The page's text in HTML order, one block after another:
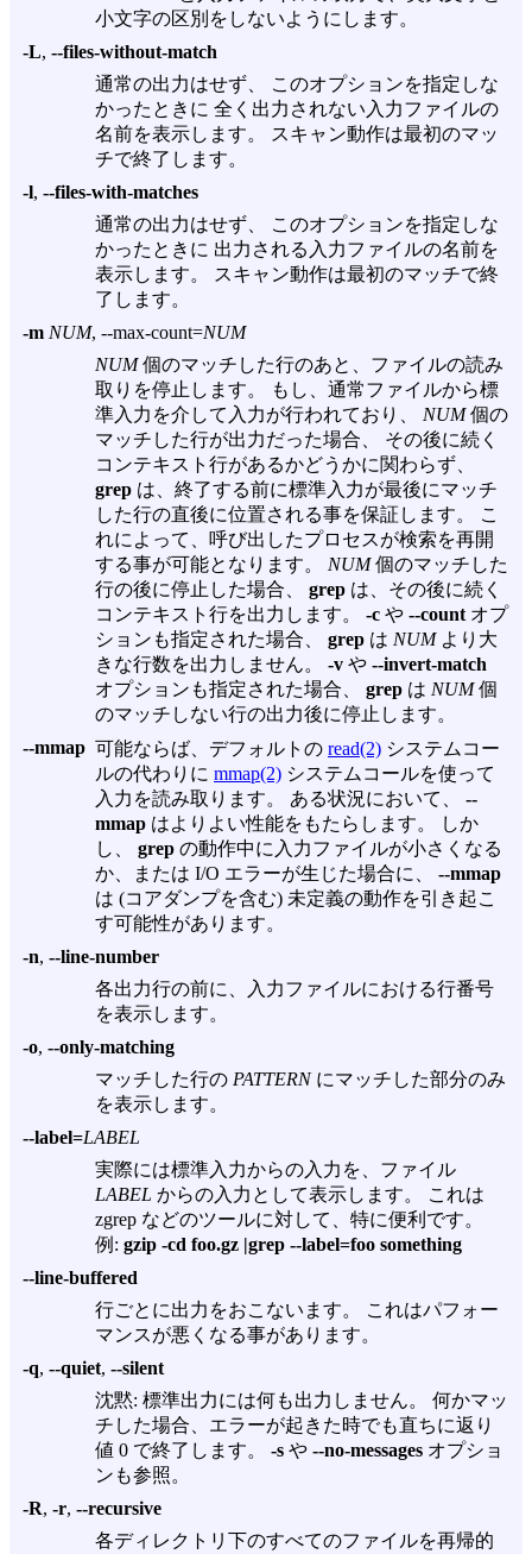
小文字の区別をしないようにします。
-L, --files-without-match
通常の出力はせず、 このオプションを指定しな
かったときに 全く出力されない入力ファイルの
名前を表示します。 スキャン動作は最初のマッ
チで終了します。
-l, --files-with-matches
通常の出力はせず、 このオプションを指定しな
かったときに 出力される入力ファイルの名前を
表示します。 スキャン動作は最初のマッチで終
了します。
-m NUM, --max-count=NUM
NUM個のマッチした行のあと、ファイルの読み
取りを停止します。 もし、通常ファイルから標
準入力を介して入力が行われており、 NUM個の
マッチした行が出力だった場合、 その後に続く
コンテキスト行があるかどうかに関わらず、
grep は、終了する前に標準入力が最後にマッチ
した行の直後に位置される事を保証します。 こ
れによって、呼び出したプロセスが検索を再開
する事が可能となります。 NUM個のマッチした
行の後に停止した場合、 grep は、その後に続く
コンテキスト行を出力します。 -c や --count オプ
ションも指定された場合、 grep は NUMより大
きな行数を出力しません。 -v や --invert-match
オプションも指定された場合、 grep は NUM個
のマッチしない行の出力後に停止します。
--mmap 可能ならば、デフォルトの read(2) システムコー
ルの代わりに mmap(2) システムコールを使って
入力を読み取ります。 ある状況において、 --
mmap はよりよい性能をもたらします。 しか
し、 grep の動作中に入力ファイルが小さくなる
か、または I/O エラーが生じた場合に、 --mmap
は (コアダンプを含む) 未定義の動作を引き起こ
す可能性があります。
-n, --line-number
各出力行の前に、入力ファイルにおける行番号
を表示します。
-o, --only-matching
マッチした行の PATTERNにマッチした部分のみ
を表示します。
--label=LABEL
実際には標準入力からの入力を、ファイル
LABEL からの入力として表示します。 これは
zgrep などのツールに対して、特に便利です。
例: gzip -cd foo.gz |grep --label=foo something
--line-buffered
行ごとに出力をおこないます。 これはパフォー
マンスが悪くなる事があります。
-q, --quiet, --silent
沈黙: 標準出力には何も出力しません。 何かマッ
チした場合、エラーが起きた時でも直ちに返り
値 0 で終了します。 -s や --no-messages オプショ
ンも参照。
-R, -r, --recursive
各ディレクトリ下のすべてのファイルを再帰的